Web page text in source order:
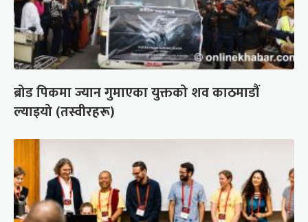
ब्रोड पिकमा ज्यान गुमाएका युक्तको शव काठमाडौं
ल्याइयो (तस्वीरहरू)